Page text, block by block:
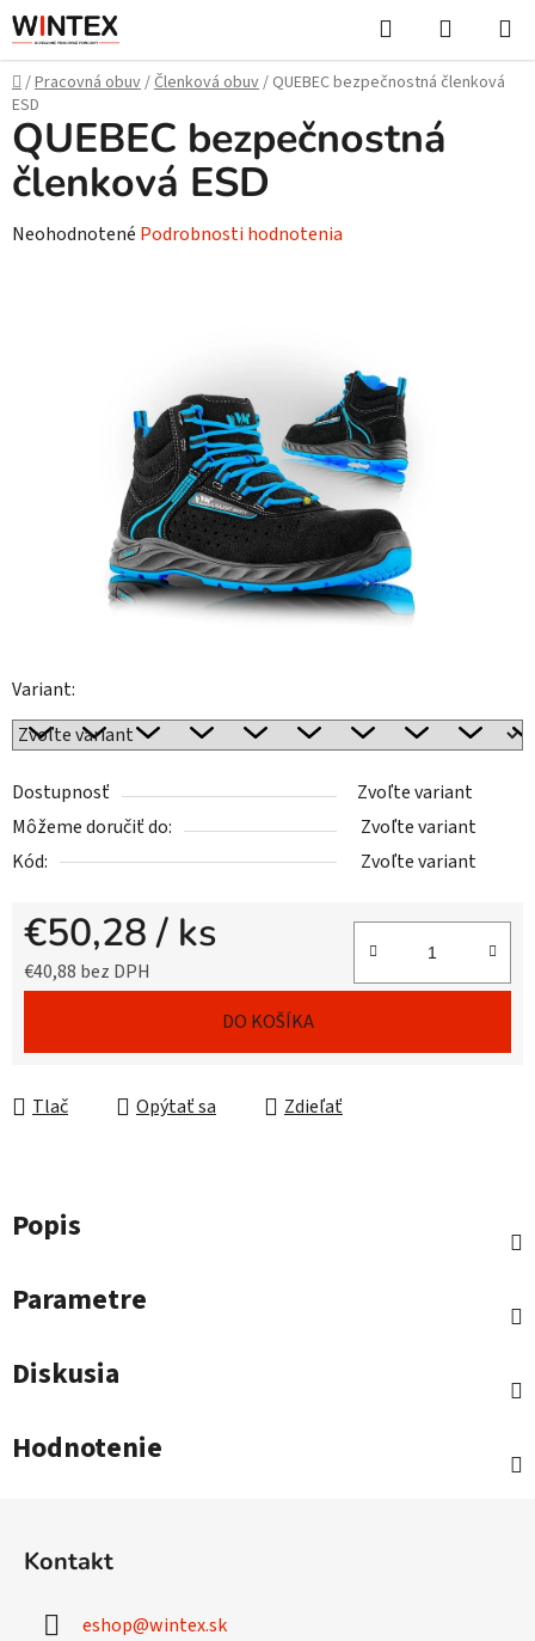
Prejsť
na
obsah
Hľadať
KOŠÍK
Domov
/Pracovná obuv/Členková obuv/ QUEBEC bezpečnostná členková
ESD
Variant:
Dostupnosť
Zvoľte variant
Môžeme doručiť do:
Zvoľte variant
Kód:
Zvoľte variant
€50,28/ ks
€40,88 bez DPH
DO KOŠÍKA
Tlač Opýtať sa Zdieľať
QUEBEC bezpečnostná
členková ESD
Priemerné
Neohodnotené Podrobnosti hodnotenia
Popis
Parametre
Diskusia
Hodnotenie
Kontakt
eshop@wintex.sk